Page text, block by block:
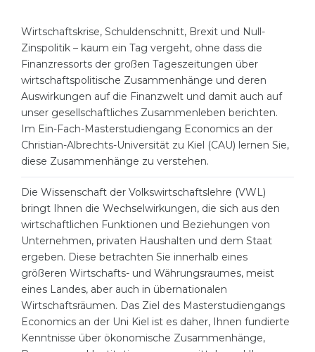
PROFESSIONS
Professions
Fields of Study
Sample Vacancies
CAREER GUIDANCE
Interest Map Test
RIASEC Test
Successat
100%
Our students successfully enroll in
WE APPLY FOR...
Medicine
Engineering
Physics
Management
WE APPLY FROM...
Russia
Ukraine
Kazakhstan
Azerbaijan
Armenia
Belarus
Wirtschaftskrise, Schuldenschnitt, Brexit und Null-
Zinspolitik – kaum ein Tag vergeht, ohne dass die
Finanzressorts der großen Tageszeitungen über
wirtschaftspolitische Zusammenhänge und deren
Auswirkungen auf die Finanzwelt und damit auch auf
unser gesellschaftliches Zusammenleben berichten.
Im Ein-Fach-Masterstudiengang Economics an der
Christian-Albrechts-Universität zu Kiel (CAU) lernen Sie,
diese Zusammenhänge zu verstehen.
Die Wissenschaft der Volkswirtschaftslehre (VWL)
bringt Ihnen die Wechselwirkungen, die sich aus den
wirtschaftlichen Funktionen und Beziehungen von
Unternehmen, privaten Haushalten und dem Staat
ergeben. Diese betrachten Sie innerhalb eines
größeren Wirtschafts- und Währungsraumes, meist
eines Landes, aber auch in übernationalen
Wirtschaftsräumen. Das Ziel des Masterstudiengangs
Economics an der Uni Kiel ist es daher, Ihnen fundierte
Kenntnisse über ökonomische Zusammenhänge,